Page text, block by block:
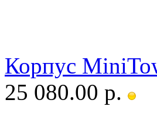
Корпус
25 080.00 р.